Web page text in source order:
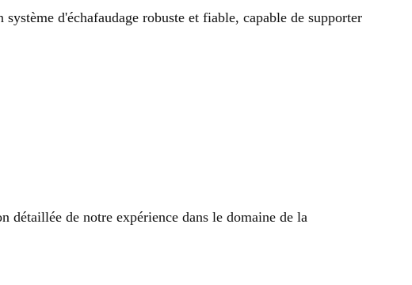
d'échafaudage robuste et fiable, capable de supporter
détaillée de notre expérience dans le domaine de la